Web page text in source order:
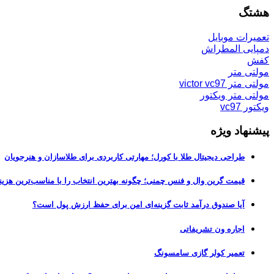
هشتگ
تعمیرات موبایل
دمپایی المطراش
کفش
مولتی متر
مولتی متر victor vc97
مولتی متر ویکتور
ویکتور vc97
پیشنهاد ویژه
طراحی دیجیتال طلا با کورل؛ مهارتی کاربردی برای طلاسازان و هنرجویان
قیمت گرین وال و فنس چمنی؛ چگونه بهترین انتخاب را با مناسب‌ترین
آیا صندوق درآمد ثابت گزینه‌ای امن برای حفظ ارزش پول است؟
اجاره ون تشریفاتی
تعمیر کولر گازی سامسونگ